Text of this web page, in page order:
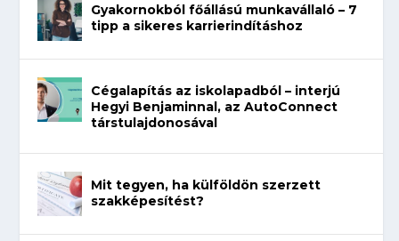
Gyakornokból főállású munkavállaló – 7
tipp a sikeres karrierindításhoz
Cégalapítás az iskolapadból – interjú
Hegyi Benjaminnal, az AutoConnect
társtulajdonosával
Mit tegyen, ha külföldön szerzett
szakképesítést?